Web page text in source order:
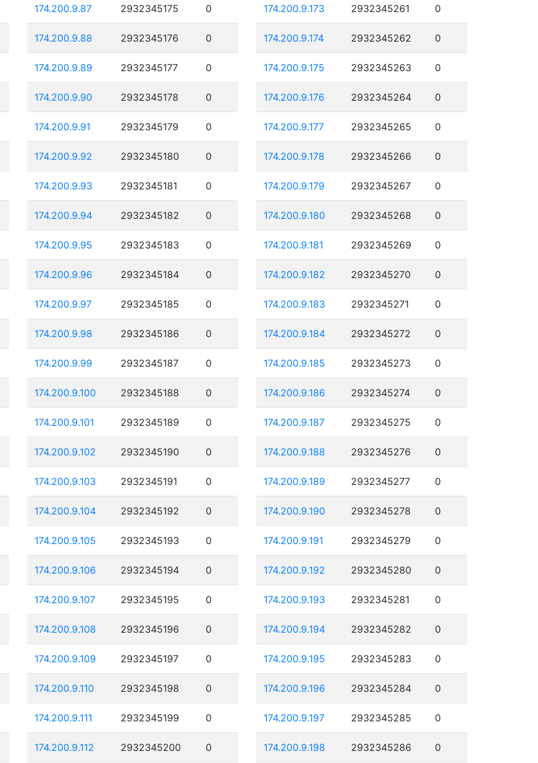
174.200.9.87 2932345175 0
174.200.9.88 2932345176 0
174.200.9.89 2932345177 0
174.200.9.90 2932345178 0
174.200.9.91 2932345179 0
174.200.9.92 2932345180 0
174.200.9.93 2932345181 0
174.200.9.94 2932345182 0
174.200.9.95 2932345183 0
174.200.9.96 2932345184 0
174.200.9.97 2932345185 0
174.200.9.98 2932345186 0
174.200.9.99 2932345187 0
174.200.9.100 2932345188 0
174.200.9.101 2932345189 0
174.200.9.102 2932345190 0
174.200.9.103 2932345191 0
174.200.9.104 2932345192 0
174.200.9.105 2932345193 0
174.200.9.106 2932345194 0
174.200.9.107 2932345195 0
174.200.9.108 2932345196 0
174.200.9.109 2932345197 0
174.200.9.110 2932345198 0
174.200.9.111 2932345199 0
174.200.9.112 2932345200 0
174.200.9.173 2932345261 0
174.200.9.174 2932345262 0
174.200.9.175 2932345263 0
174.200.9.176 2932345264 0
174.200.9.177 2932345265 0
174.200.9.178 2932345266 0
174.200.9.179 2932345267 0
174.200.9.180 2932345268 0
174.200.9.181 2932345269 0
174.200.9.182 2932345270 0
174.200.9.183 2932345271 0
174.200.9.184 2932345272 0
174.200.9.185 2932345273 0
174.200.9.186 2932345274 0
174.200.9.187 2932345275 0
174.200.9.188 2932345276 0
174.200.9.189 2932345277 0
174.200.9.190 2932345278 0
174.200.9.191 2932345279 0
174.200.9.192 2932345280 0
174.200.9.193 2932345281 0
174.200.9.194 2932345282 0
174.200.9.195 2932345283 0
174.200.9.196 2932345284 0
174.200.9.197 2932345285 0
174.200.9.198 2932345286 0